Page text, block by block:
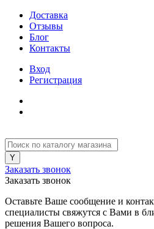
Доставка
Отзывы
Блог
Контакты
Вход
Регистрация
Заказать звонок
Заказать звонок
Оставьте Ваше сообщение и
специалисты свяжутся с Вами в
решения Вашего вопроса.